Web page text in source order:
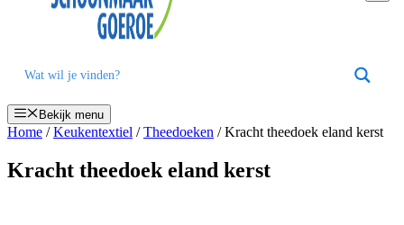
Bekijk menu
Home /Keukentextiel /Theedoeken / Kracht theedoek eland kerst
Kracht theedoek eland kerst